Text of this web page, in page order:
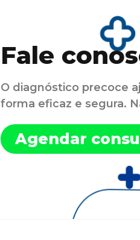
Fale
O diagnóstico precoce
forma eficaz e segura.
Agendar